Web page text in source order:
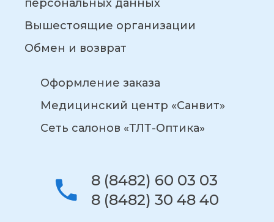
персональных данных
Вышестоящие организации
Обмен и возврат
Оформление заказа
Медицинский центр «Санвит»
Сеть салонов «ТЛТ-Оптика»
8 (8482) 60 03 03
8 (8482) 30 48 40